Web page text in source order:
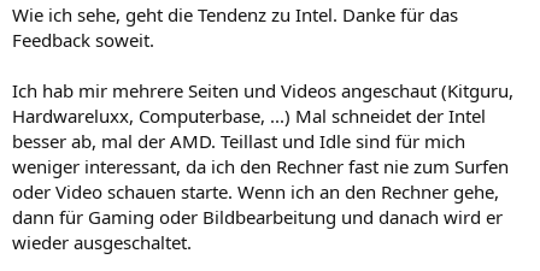
:
Wie ich sehe, geht die Tendenz zu Intel. Danke für das
Feedback soweit.
Ich hab mir mehrere Seiten und Videos angeschaut (Kitguru,
Hardwareluxx, Computerbase, ...) Mal schneidet der Intel
besser ab, mal der AMD. Teillast und Idle sind für mich
weniger interessant, da ich den Rechner fast nie zum Surfen
oder Video schauen starte. Wenn ich an den Rechner gehe,
dann für Gaming oder Bildbearbeitung und danach wird er
wieder ausgeschaltet.